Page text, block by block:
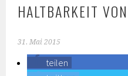
HALTBARKEIT
31. Mai 2015
teilen